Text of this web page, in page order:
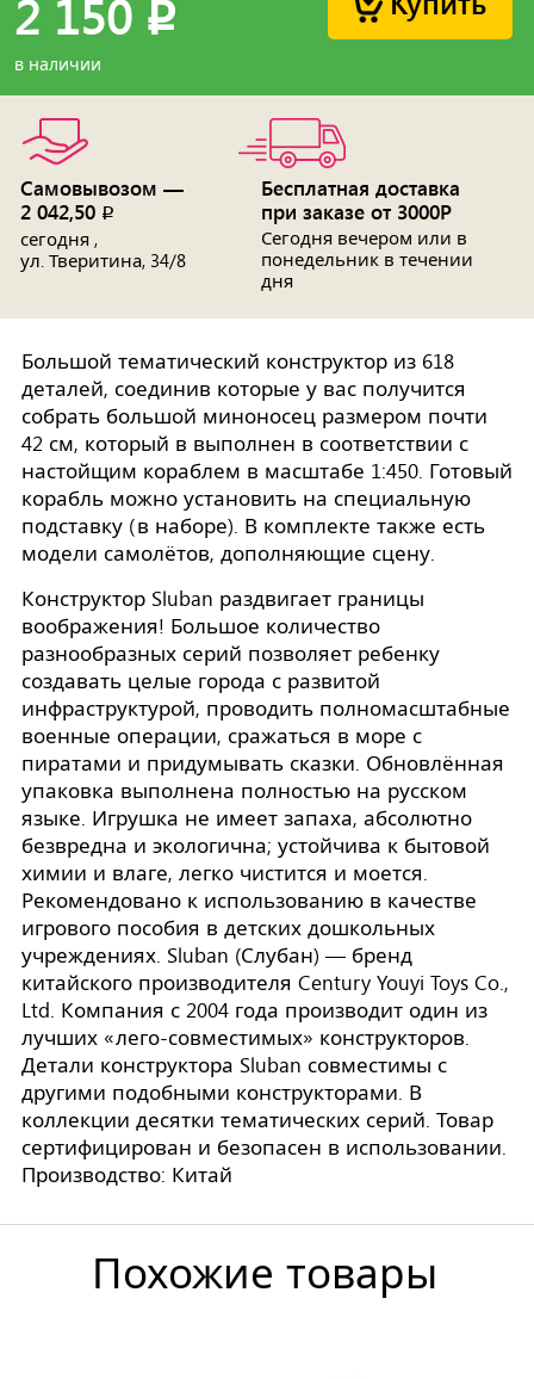
2 150 p
в наличии
Самовывозом —
2 042,50 p
сегодня ,
ул. Тверитина, 34/8
Бесплатная доставка
при заказе от 3000Р
Сегодня вечером или в
понедельник в течении
дня
Большой тематический конструктор из 618
деталей, соединив которые у вас получится
собрать большой миноносец размером почти
42 см, который в выполнен в соответствии с
настойщим кораблем в масштабе 1:450. Готовый
корабль можно установить на специальную
подставку (в наборе). В комплекте также есть
модели самолётов, дополняющие сцену.
Конструктор Sluban раздвигает границы
воображения! Большое количество
разнообразных серий позволяет ребенку
создавать целые города с развитой
инфраструктурой, проводить полномасштабные
военные операции, сражаться в море с
пиратами и придумывать сказки. Обновлённая
упаковка выполнена полностью на русском
языке. Игрушка не имеет запаха, абсолютно
безвредна и экологична; устойчива к бытовой
химии и влаге, легко чистится и моется.
Рекомендовано к использованию в качестве
игрового пособия в детских дошкольных
учреждениях. Sluban (Слубан) — бренд
китайского производителя Century Youyi Toys Co.,
Ltd. Компания с 2004 года производит один из
лучших «лего-совместимых» конструкторов.
Детали конструктора Sluban совместимы с
другими подобными конструкторами. В
коллекции десятки тематических серий. Товар
сертифицирован и безопасен в использовании.
Производство: Китай
Похожие товары